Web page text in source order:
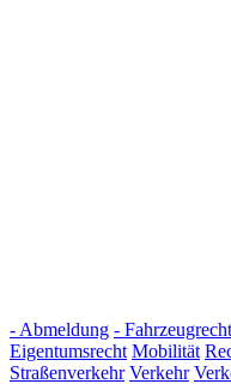
- Abmeldung - Fahrzeugrecht
Eigentumsrecht Mobilität
Straßenverkehr Verkehr